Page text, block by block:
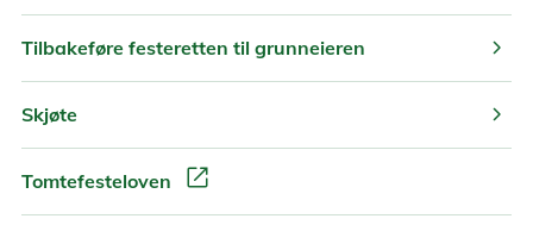
Tilbakeføre festeretten til grunneieren chevron_right
Skjøte chevron_right
Tomtefesteloven open_in_new